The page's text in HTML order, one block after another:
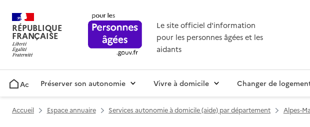
RÉPUBLIQUE
FRANÇAISE
Le site officiel d'information
pour les personnes âgées et les
aidants
AccueilPréserver son autonomie Vivre à domicile Changer de
Accueil Espace annuaire Services autonomie à domicile (aide) par département Alpes-